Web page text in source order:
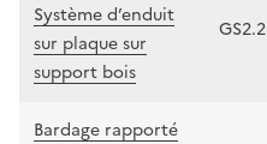
Système d’enduit
sur plaque sur
support bois
GS2.2
Bardage rapporté